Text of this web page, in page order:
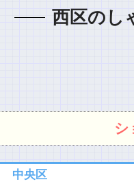
西区のし
シ
中央区